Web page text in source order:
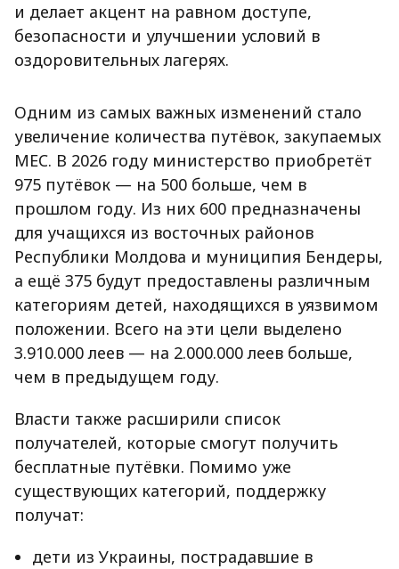
и делает акцент на равном доступе,
безопасности и улучшении условий в
оздоровительных лагерях.
Одним из самых важных изменений стало
увеличение количества путёвок, закупаемых
MEC. В 2026 году министерство приобретёт
975 путёвок — на 500 больше, чем в
прошлом году. Из них 600 предназначены
для учащихся из восточных районов
Республики Молдова и муниципия Бендеры,
а ещё 375 будут предоставлены различным
категориям детей, находящихся в уязвимом
положении. Всего на эти цели выделено
3.910.000 леев — на 2.000.000 леев больше,
чем в предыдущем году.
Власти также расширили список
получателей, которые смогут получить
бесплатные путёвки. Помимо уже
существующих категорий, поддержку
получат:
дети из Украины, пострадавшие в